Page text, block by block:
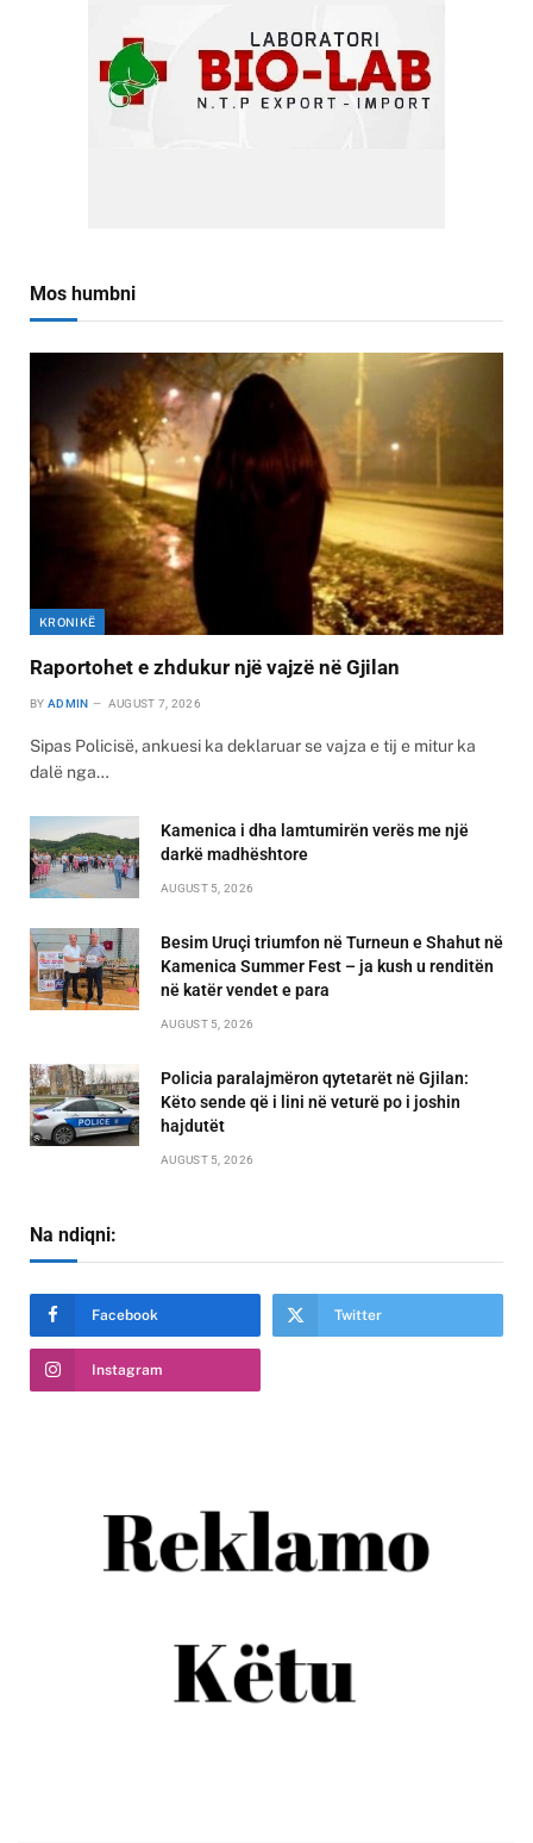
Mos humbni
KRONIKË
Raportohet e zhdukur një vajzë në Gjilan
BY ADMIN AUGUST 7, 2026
Sipas Policisë, ankuesi ka deklaruar se vajza e tij e mitur ka
dalë nga…
Kamenica i dha lamtumirën verës me një
darkë madhështore
AUGUST 5, 2026
Besim Uruçi triumfon në Turneun e Shahut në
Kamenica Summer Fest – ja kush u renditën
në katër vendet e para
AUGUST 5, 2026
Policia paralajmëron qytetarët në Gjilan:
Këto sende që i lini në veturë po i joshin
hajdutët
AUGUST 5, 2026
Na ndiqni:
Facebook Twitter
Instagram